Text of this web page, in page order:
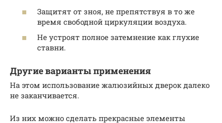
Защитят от зноя, не препятствуя в то же
время свободной циркуляции воздуха.
Не устроят полное затемнение как глухие
ставни.
Другие варианты применения
На этом использование жалюзийных дверок далеко
не заканчивается.
Из них можно сделать прекрасные элементы